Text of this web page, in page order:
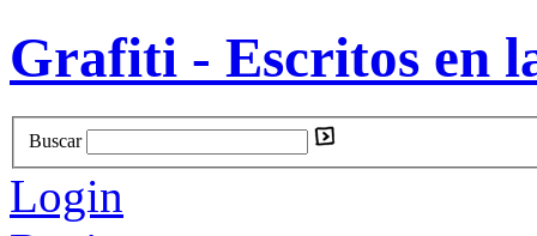
Grafiti - Escritos en
Buscar
Login